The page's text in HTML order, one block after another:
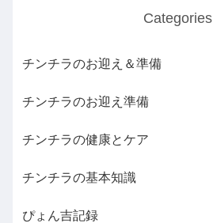
Categories
チンチラのお迎え＆準備
チンチラのお迎え準備
チンチラの健康とケア
チンチラの基本知識
ぴょん吉記録